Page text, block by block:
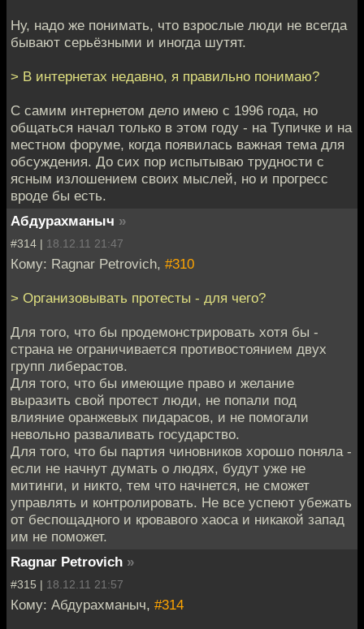
Ну, надо же понимать, что взрослые люди не всегда
бывают серьёзными и иногда шутят.
> В интернетах недавно, я правильно понимаю?
С самим интернетом дело имею с 1996 года, но
общаться начал только в этом году - на Тупичке и на
местном форуме, когда появилась важная тема для
обсуждения. До сих пор испытываю трудности с
ясным излошением своих мыслей, но и прогресс
вроде бы есть.
Абдурахманыч »
#314 | 18.12.11 21:47
Кому: Ragnar Petrovich, #310
> Организовывать протесты - для чего?
Для того, что бы продемонстрировать хотя бы -
страна не ограничивается противостоянием двух
групп либерастов.
Для того, что бы имеющие право и желание
выразить свой протест люди, не попали под
влияние оранжевых пидарасов, и не помогали
невольно разваливать государство.
Для того, что бы партия чиновников хорошо поняла -
если не начнут думать о людях, будут уже не
митинги, и никто, тем что начнется, не сможет
управлять и контролировать. Не все успеют убежать
от беспощадного и кровавого хаоса и никакой запад
им не поможет.
Ragnar Petrovich »
#315 | 18.12.11 21:57
Кому: Абдурахманыч, #314